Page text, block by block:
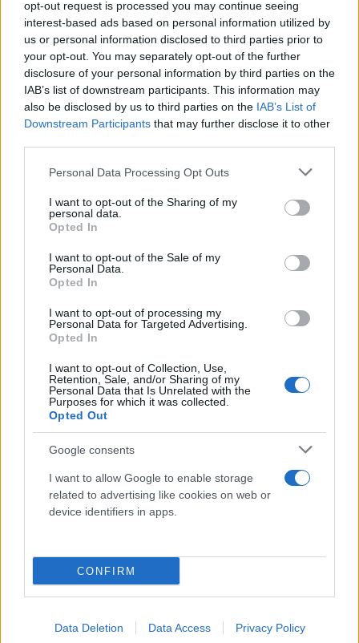
opt-out request is processed you may continue seeing
interest-based ads based on personal information utilized by
us or personal information disclosed to third parties prior to
your opt-out. You may separately opt-out of the further
disclosure of your personal information by third parties on the
IAB’s list of downstream participants. This information may
also be disclosed by us to third parties on the IAB’s List of
Downstream Participants that may further disclose it to other
Please note that this website/app uses one or more Google
not limited to your visit or usage behaviour. You may click to
grant or deny consent to Google and its third-party tags to
use your data for below specified purposes in below Google
consent section.
Personal Data Processing Opt Outs
I want to opt-out of the Sharing of my
personal data.
Opted In
I want to opt-out of the Sale of my
Personal Data.
Opted In
I want to opt-out of processing my
Personal Data for Targeted Advertising.
Opted In
I want to opt-out of Collection, Use,
Retention, Sale, and/or Sharing of my
Personal Data that Is Unrelated with the
Purposes for which it was collected.
Opted Out
Google consents
I want to allow Google to enable storage
related to advertising like cookies on web or
device identifiers in apps.
CONFIRM
Data Deletion Data Access Privacy Policy
Όπως σημείωσε στο Mega γιατρός του Κέντρου
Υγείας Ναυπάκτου, τα εγκαύματα των τριών
εφήβων, ήταν «ήταν στα άνω και τα κάτω άκρα. Τα
ενώ είναι δευτέρου βαθμού». Ο 16χρονος
νοσηλεύεται στο νοσοκομείο Άγιος Ανδρέας της
Πάτρας και τα δύο μικρότερα στο Καραμανδάνειο.